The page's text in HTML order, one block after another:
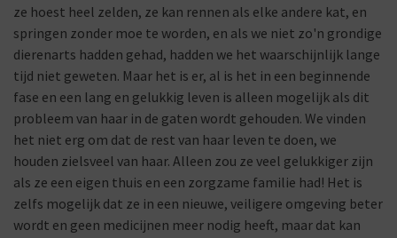
ze hoest heel zelden, ze kan rennen als elke andere kat, en
springen zonder moe te worden, en als we niet zo'n grondige
dierenarts hadden gehad, hadden we het waarschijnlijk lange
tijd niet geweten. Maar het is er, al is het in een beginnende
fase en een lang en gelukkig leven is alleen mogelijk als dit
probleem van haar in de gaten wordt gehouden. We vinden
het niet erg om dat de rest van haar leven te doen, we
houden zielsveel van haar. Alleen zou ze veel gelukkiger zijn
als ze een eigen thuis en een zorgzame familie had! Het is
zelfs mogelijk dat ze in een nieuwe, veiligere omgeving beter
wordt en geen medicijnen meer nodig heeft, maar dat kan